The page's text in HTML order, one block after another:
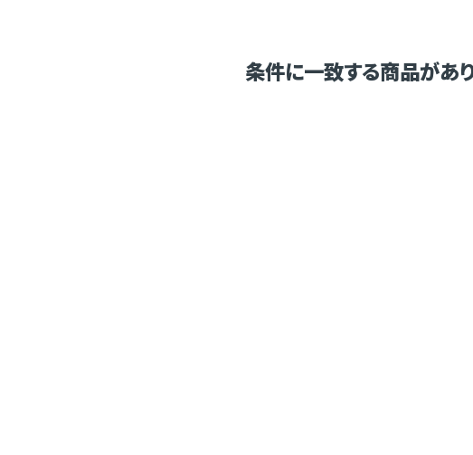
条件に一致する商品があ